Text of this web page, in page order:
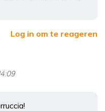
Log in om te reageren